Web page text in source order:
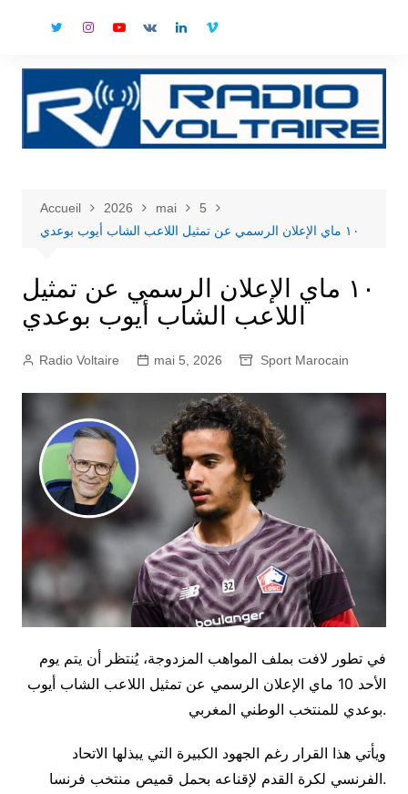
Accueil 2026 mai
5
١٠ ماي الإعلان الرسمي عن تمثيل اللاعب الشاب أيوب بوعدي
١٠ ماي الإعلان الرسمي عن تمثيل
اللاعب الشاب أيوب بوعدي
Radio Voltaire mai 5, 2026 Sport Marocain
في تطور لافت بملف المواهب المزدوجة، يُنتظر أن يتم يوم
الأحد 10 ماي الإعلان الرسمي عن تمثيل اللاعب الشاب أيوب
بوعدي للمنتخب الوطني المغربي.
ويأتي هذا القرار رغم الجهود الكبيرة التي يبذلها الاتحاد
الفرنسي لكرة القدم لإقناعه بحمل قميص منتخب فرنسا.